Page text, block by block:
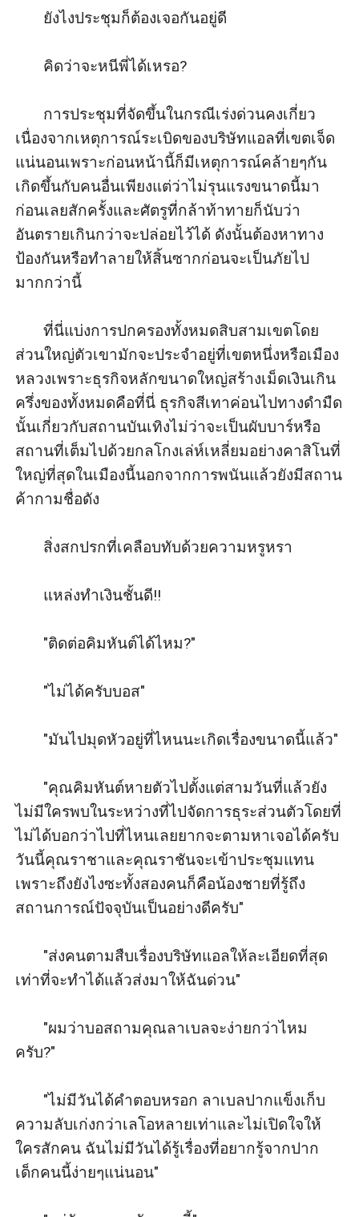
ยังไงประชุมก็ต้องเจอกันอยู่ดี
คิดว่าจะหนีพี่ได้เหรอ?
การประชุมที่จัดขึ้นในกรณีเร่งด่วนคงเกี่ยว
เนื่องจากเหตุการณ์ระเบิดของบริษัทแอลที่เขตเจ็ด
แน่นอนเพราะก่อนหน้านี้ก็มีเหตุการณ์คล้ายๆกัน
เกิดขึ้นกับคนอื่นเพียงแต่ว่าไม่รุนแรงขนาดนี้มา
ก่อนเลยสักครั้งและศัตรูที่กล้าท้าทายก็นับว่า
อันตรายเกินกว่าจะปล่อยไว้ได้ ดังนั้นต้องหาทาง
ป้องกันหรือทำลายให้สิ้นซากก่อนจะเป็นภัยไป
มากกว่านี้
ที่นี่แบ่งการปกครองทั้งหมดสิบสามเขตโดย
ส่วนใหญ่ตัวเขามักจะประจำอยู่ที่เขตหนึ่งหรือเมือง
หลวงเพราะธุรกิจหลักขนาดใหญ่สร้างเม็ดเงินเกิน
ครึ่งของทั้งหมดคือที่นี่ ธุรกิจสีเทาค่อนไปทางดำมืด
นั้นเกี่ยวกับสถานบันเทิงไม่ว่าจะเป็นผับบาร์หรือ
สถานที่เต็มไปด้วยกลโกงเล่ห์เหลี่ยมอย่างคาสิโนที่
ใหญ่ที่สุดในเมืองนี้นอกจากการพนันแล้วยังมีสถาน
ค้ากามชื่อดัง
สิ่งสกปรกที่เคลือบทับด้วยความหรูหรา
แหล่งทำเงินชั้นดี!!
"ติดต่อคิมหันต์ได้ไหม?"
"ไม่ได้ครับบอส"
"มันไปมุดหัวอยู่ที่ไหนนะเกิดเรื่องขนาดนี้แล้ว"
"คุณคิมหันต์หายตัวไปตั้งแต่สามวันที่แล้วยัง
ไม่มีใครพบในระหว่างที่ไปจัดการธุระส่วนตัวโดยที่
ไม่ได้บอกว่าไปที่ไหนเลยยากจะตามหาเจอได้ครับ
วันนี้คุณราชาและคุณราชันจะเข้าประชุมแทน
เพราะถึงยังไงซะทั้งสองคนก็คือน้องชายที่รู้ถึง
สถานการณ์ปัจจุบันเป็นอย่างดีครับ"
"ส่งคนตามสืบเรื่องบริษัทแอลให้ละเอียดที่สุด
เท่าที่จะทำได้แล้วส่งมาให้ฉันด่วน"
"ผมว่าบอสถามคุณลาเบลจะง่ายกว่าไหม
ครับ?"
"ไม่มีวันได้คำตอบหรอก ลาเบลปากแข็งเก็บ
ความลับเก่งกว่าเลโอหลายเท่าและไม่เปิดใจให้
ใครสักคน ฉันไม่มีวันได้รู้เรื่องที่อยากรู้จากปาก
เด็กคนนี้ง่ายๆแน่นอน"